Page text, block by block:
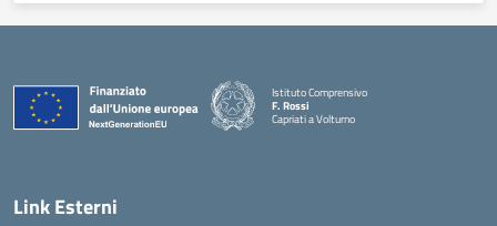
Istituto Comprensivo
F. Rossi
Capriati a Volturno
— Visita la pagina iniziale della scuola
Link Esterni